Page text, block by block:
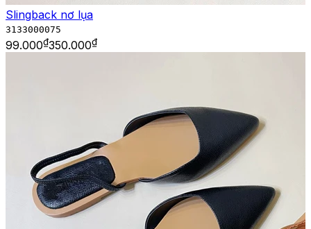
Slingback nơ lụa
3133000075
99.000₫350.000₫